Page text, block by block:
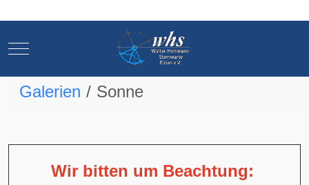
Mobile Menu Toggle
Galerien Sonne
Wir bitten um Beachtung: